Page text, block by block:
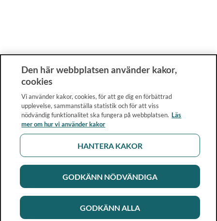
Den här webbplatsen använder kakor,
cookies
Vi använder kakor, cookies, för att ge dig en förbättrad
upplevelse, sammanställa statistik och för att viss
nödvändig funktionalitet ska fungera på webbplatsen. Läs
mer om hur vi använder kakor
HANTERA KAKOR
GODKÄNN NÖDVÄNDIGA
GODKÄNN ALLA